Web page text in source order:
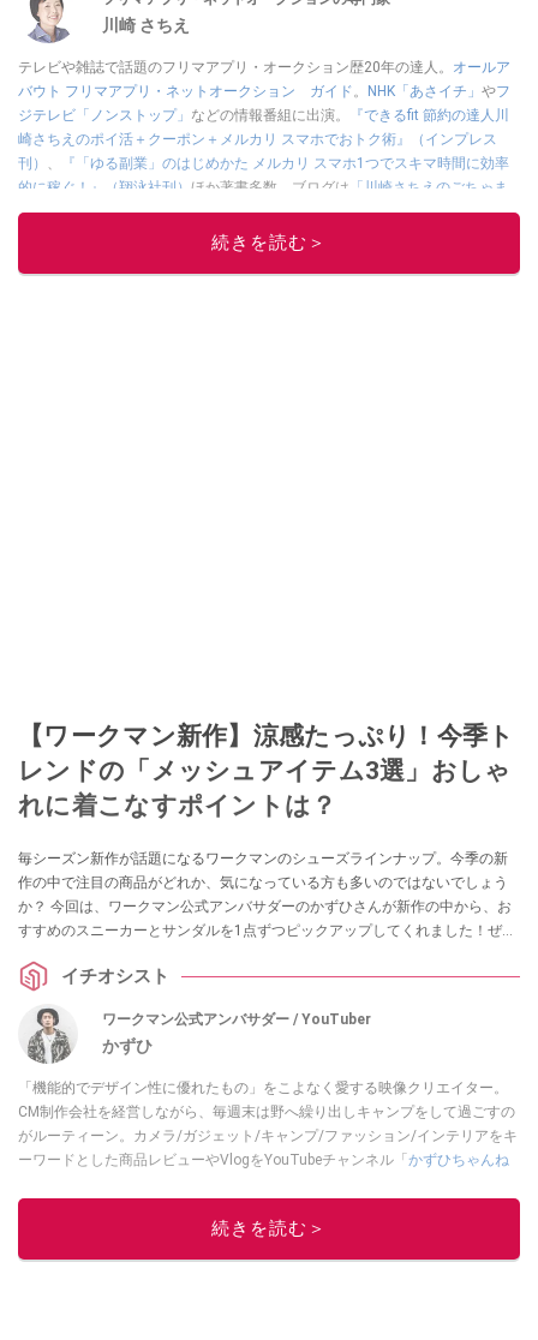
川崎 さちえ
テレビや雑誌で話題のフリマアプリ・オークション歴20年の達人。 オールア
バウト フリマアプリ・ネットオークション ガイド。 NHK「あさイチ」 やフ
ジテレビ「ノンストップ」 などの情報番組に出演。
『できるfit 節約の達人川
崎さちえのポイ活＋クーポン＋メルカリ スマホでおトク術』（インプレス
刊） 、
『「ゆる副業」のはじめかた メルカリ スマホ1つでスキマ時間に効率
的に稼ぐ！』（翔泳社刊） ほか著書多数。ブログは 「川崎さちえのごちゃま
ぜ日記」。
■経歴：2003年、夫が子育てをするために、突然会社を辞める。翌月からの
続きを読む＞
【ワークマン新作】涼感たっぷり！今季ト
レンドの「メッシュアイテム3選」おしゃ
れに着こなすポイントは？
毎シーズン新作が話題になるワークマンのシューズラインナップ。今季の新
作の中で注目の商品がどれか、気になっている方も多いのではないでしょう
か？ 今回は、ワークマン公式アンバサダーのかずひさんが新作の中から、お
すすめのスニーカーとサンダルを1点ずつピックアップしてくれました！ぜひ
イチオシスト
ワークマン公式アンバサダー / YouTuber
かずひ
「機能的でデザイン性に優れたもの」をこよなく愛する映像クリエイター。
CM制作会社を経営しながら、毎週末は野へ繰り出しキャンプをして過ごすの
がルーティーン。カメラ/ガジェット/キャンプ/ファッション/インテリアをキ
ーワードとした商品レビューやVlogをYouTubeチャンネル「 かずひちゃんね
ん である。
続きを読む＞